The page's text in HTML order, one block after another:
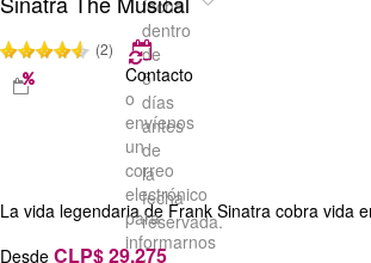
fecha
dentro
de
5
días
antes
de
la
fecha
reservada.
(2)
Contacto
o
envíenos
un
correo
electrónico
para
informarnos
La vida legendaria de Frank Sinatra cobra vida
Desde CLP$ 29.275